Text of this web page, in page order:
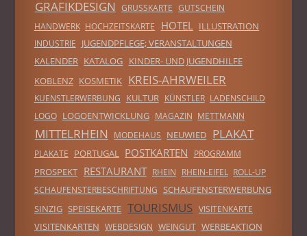
GRAFIKDESIGN GRUSSKARTE
GUTSCHEIN
HANDWERK HOCHZEITSKARTE HOTEL ILLUSTRATION
INDUSTRIE
JUGENDPFLEGE; VERANSTALTUNGEN
KALENDER KATALOG KINDER- UND JUGENDHILFE
KOBLENZ KOSMETIK KREIS-AHRWEILER
KUENSTLERWERBUNG KULTUR KÜNSTLER LADENSCHILD
LOGO
LOGOENTWICKLUNG MAGAZIN METTMANN
MITTELRHEIN MODEHAUS NEUWIED PLAKAT
PLAKATE PORTUGAL POSTKARTEN PROGRAMM
PROSPEKT RESTAURANT RHEIN RHEIN-EIFEL ROLL-UP
SCHAUFENSTERBESCHRIFTUNG SCHAUFENSTERWERBUNG
SINZIG SPEISEKARTE TOURISMUS VISITENKARTE
VISITENKARTEN WEBDESIGN WEINGUT WERBEAKTION